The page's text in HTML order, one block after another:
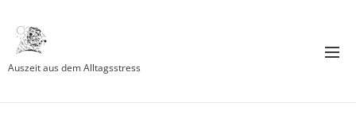
Auszeit aus dem Alltagsstress